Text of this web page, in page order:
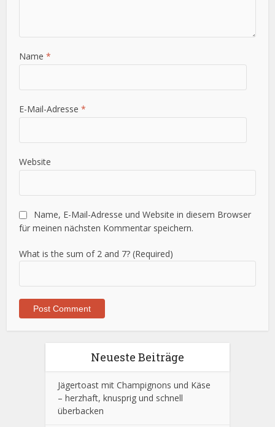
Name*
E-Mail-Adresse*
Website
Name, E-Mail-Adresse und Website in diesem Browser
für meinen nächsten Kommentar speichern.
What is the sum of 2 and 7? (Required)
Neueste Beiträge
Jägertoast mit Champignons und Käse
– herzhaft, knusprig und schnell
überbacken